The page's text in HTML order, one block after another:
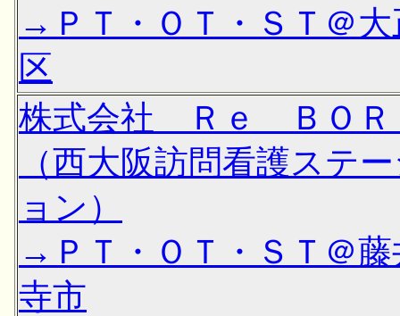
→ＰＴ・ＯＴ・ＳＴ＠大
区
株式会社 Ｒｅ ＢＯＲ
（西大阪訪問看護ステ
ョン）
→ＰＴ・ＯＴ・ＳＴ＠藤
寺市